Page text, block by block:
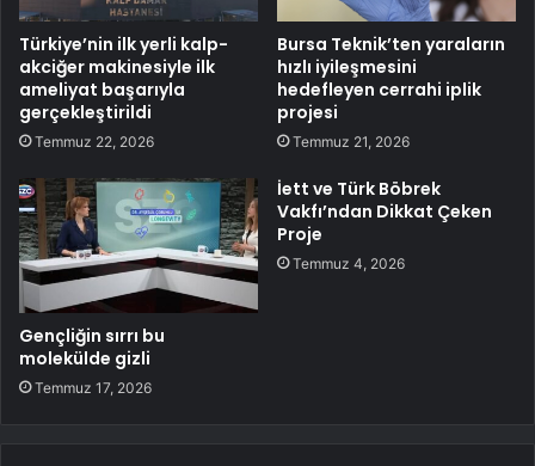
Türkiye’nin ilk yerli kalp-
akciğer makinesiyle ilk
ameliyat başarıyla
gerçekleştirildi
Temmuz 22, 2026
Bursa Teknik’ten yaraların
hızlı iyileşmesini
hedefleyen cerrahi iplik
projesi
Temmuz 21, 2026
Gençliğin sırrı bu
molekülde gizli
Temmuz 17, 2026
İett ve Türk Böbrek
Vakfı’ndan Dikkat Çeken
Proje
Temmuz 4, 2026